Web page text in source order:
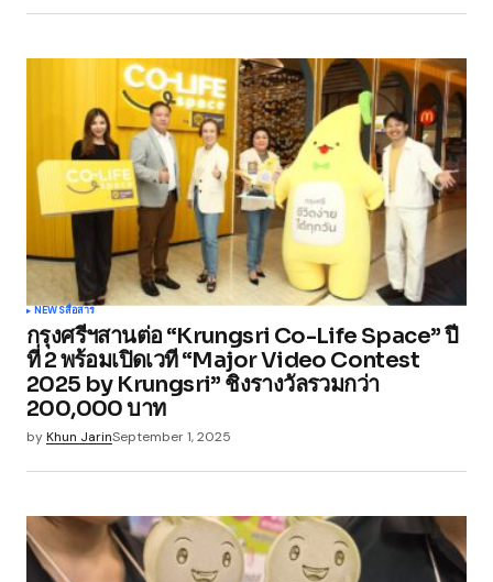
NEWSสื่อสาร
กรุงศรีฯสานต่อ “Krungsri Co-Life Space” ปี
ที่ 2 พร้อมเปิดเวที “Major Video Contest
2025 by Krungsri” ชิงรางวัลรวมกว่า
200,000 บาท
byKhun JarinSeptember 1, 2025